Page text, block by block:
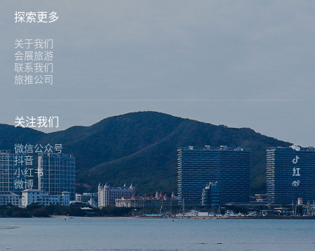
探索更多
关于我们
会展旅游
联系我们
旅推公司
关注我们
微信公众号
抖音
小红书
微博